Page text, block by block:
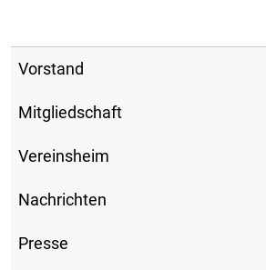
Vorstand
Mitgliedschaft
Vereinsheim
Nachrichten
Presse